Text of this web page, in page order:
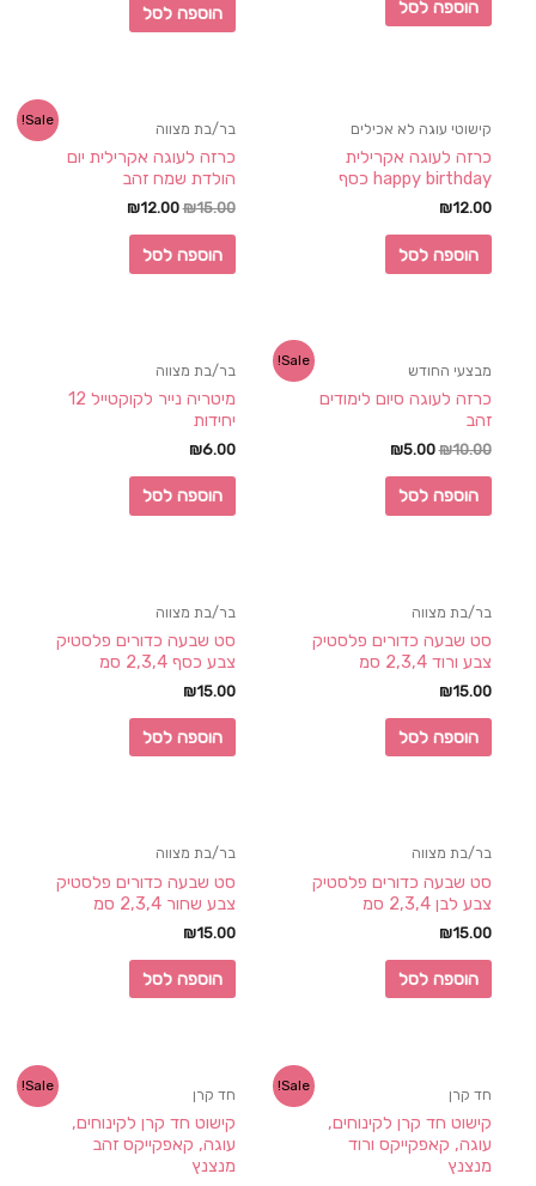
הוספה לסל הוספה לסל
קישוטי עוגה לא אכילים
כרזה לעוגה אקרילית
happy birthday כסף
₪12.00
הוספה לסל
Sale!
בר/בת מצווה
כרזה לעוגה אקרילית יום
הולדת שמח זהב
₪15.00
₪12.00
הוספה לסל
Sale!
מבצעי החודש
כרזה לעוגה סיום לימודים
זהב
₪10.00
₪5.00
הוספה לסל
בר/בת מצווה
מיטריה נייר לקוקטייל 12
יחידות
₪6.00
הוספה לסל
בר/בת מצווה
סט שבעה כדורים פלסטיק
צבע ורוד 2,3,4 סמ
₪15.00
הוספה לסל
בר/בת מצווה
סט שבעה כדורים פלסטיק
צבע כסף 2,3,4 סמ
₪15.00
הוספה לסל
בר/בת מצווה
סט שבעה כדורים פלסטיק
צבע לבן 2,3,4 סמ
₪15.00
הוספה לסל
בר/בת מצווה
סט שבעה כדורים פלסטיק
צבע שחור 2,3,4 סמ
₪15.00
הוספה לסל
Sale!
חד קרן
קישוט חד קרן לקינוחים,
עוגה, קאפקייקס ורוד
מנצנץ
Sale!
חד קרן
קישוט חד קרן לקינוחים,
עוגה, קאפקייקס זהב
מנצנץ